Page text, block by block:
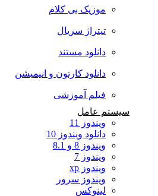
موزیک بی کلام
تیتراژ سریال
دانلود مستند
دانلود کارتون و انیمیشن
فیلم آموزشی
سیستم عامل
ویندوز 11
دانلود ویندوز 10
ویندوز 8 و 8.1
ویندوز 7
ویندوز xp
ویندوز سرور
لینوکس